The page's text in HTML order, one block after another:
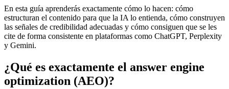
En esta guía aprenderás exactamente cómo lo hacen: cómo
estructuran el contenido para que la IA lo entienda, cómo construyen
las señales de credibilidad adecuadas y cómo consiguen que se les
cite de forma consistente en plataformas como ChatGPT, Perplexity
y Gemini.
¿Qué es exactamente el answer engine
optimization (AEO)?